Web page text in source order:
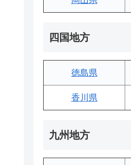
四国地方
徳島県
香川県
九州地方